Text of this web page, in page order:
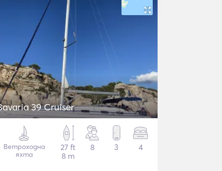
39 Cruiser
Ветроходна
яхта
27 ft
8 m
8 3 4